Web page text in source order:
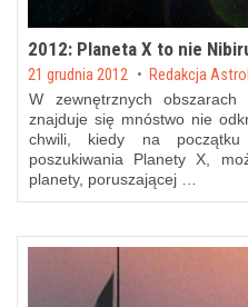
2012: Planeta X to nie
Posted on
21 grudnia 2012 by Redakcja
W zewnętrznych obszarach
znajduje się mnóstwo nie
chwili, kiedy na
poszukiwania Planety X,
planety, poruszającej …